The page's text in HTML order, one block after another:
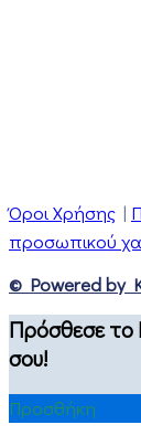
Όροι Χρήσης |
προσωπικού
© Powered by
Πρόσθεσε το
σου!
Προσθήκη